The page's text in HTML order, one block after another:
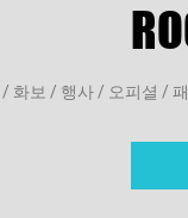
화보 / 행사 / 오피셜 /